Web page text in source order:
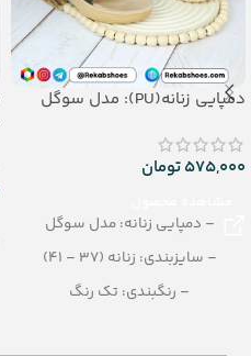
دمپایی زنانه(PU): مدل سوگل
575,000تومان
– دمپایی زنانه: مدل سوگل
– سایزبندی: زنانه (37 – 41)
– رنگبندی: تک رنگ